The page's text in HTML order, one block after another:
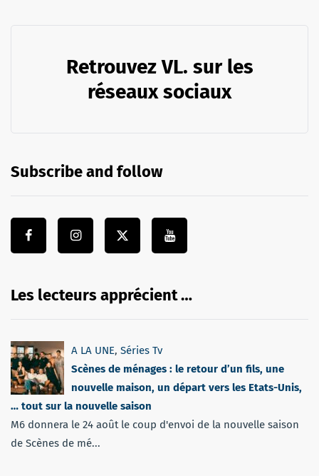
Retrouvez VL. sur les
réseaux sociaux
Subscribe and follow
Les lecteurs apprécient …
A LA UNE, Séries Tv
Scènes de ménages : le retour d’un fils, une
nouvelle maison, un départ vers les Etats-Unis,
… tout sur la nouvelle saison
M6 donnera le 24 août le coup d'envoi de la nouvelle saison
de Scènes de mé...